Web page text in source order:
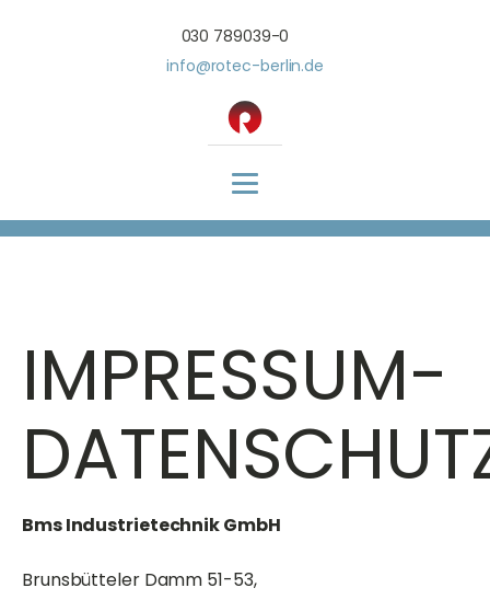
030 789039-0
info@rotec-berlin.de
IMPRESSUM-
Bms Industrietechnik GmbH
Brunsbütteler Damm 51-53,